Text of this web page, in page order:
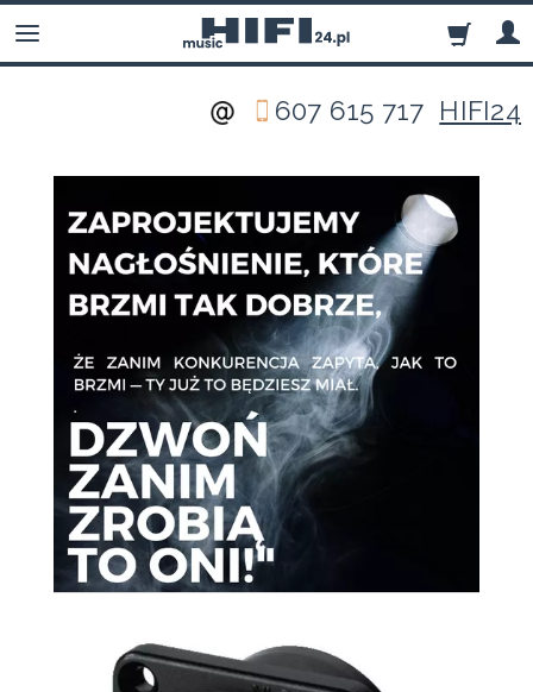
607 615 717 HIFI24